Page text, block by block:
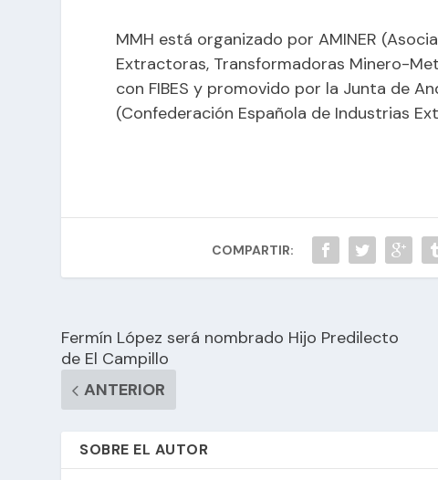
MMH está organizado por AMINER
Extractoras, Transformadoras Minero-
con FIBES y promovido por la Junta de
(Confederación Española de Industrias
COMPARTIR:
Fermín López será nombrado Hijo Predilecto
de El Campillo
ANTERIOR
SOBRE EL AUTOR